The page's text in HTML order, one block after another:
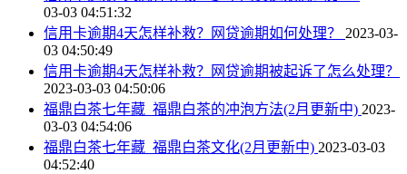
03-03 04:51:32
信用卡逾期4天怎样补救？网贷逾期如何处理？ 2023-03-
03 04:50:49
信用卡逾期4天怎样补救？网贷逾期被起诉了怎么处理？
2023-03-03 04:50:06
福鼎白茶七年藏_福鼎白茶的冲泡方法(2月更新中) 2023-
03-03 04:54:06
福鼎白茶七年藏_福鼎白茶文化(2月更新中) 2023-03-03
04:52:40